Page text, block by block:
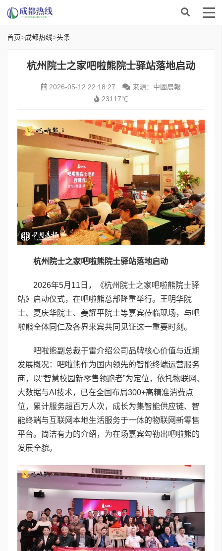
首页>成都热线>头条
杭州院士之家吧啦熊院士驿站落地启动
2026-05-12 22:18:27
来源：中國晨報
23117℃
杭州院士之家吧啦熊院士驿站落地启动
2026年5月11日，《杭州院士之家吧啦熊院士驿
站》启动仪式，在吧啦熊总部隆重举行。王明华院
士、夏庆华院士、姜耀平院士等嘉宾莅临现场，与吧
啦熊全体同仁及各界来宾共同见证这一重要时刻。
吧啦熊副总裁于雷介绍公司品牌核心价值与近期
发展概况：吧啦熊作为国内领先的智能终端运营服务
商，以“智慧校园新零售领跑者”为定位，依托物联网、
大数据与AI技术，已在全国布局300+高精准消费点
位，累计服务超百万人次，成长为集智能供应链、智
能终端与互联网本地生活服务于一体的物联网新零售
平台。简洁有力的介绍，为在场嘉宾勾勒出吧啦熊的
发展全貌。